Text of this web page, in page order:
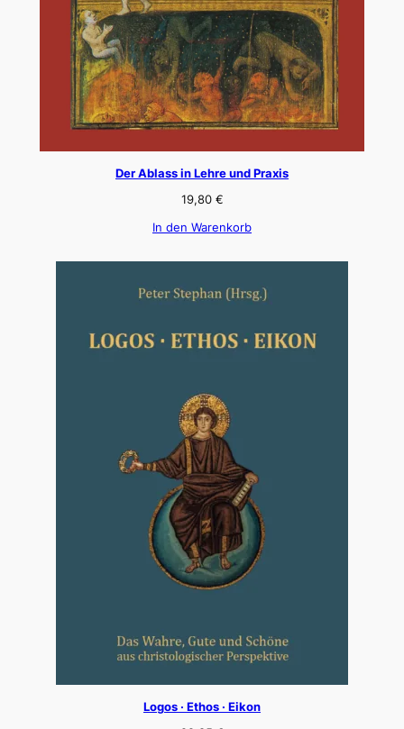
Der Ablass in Lehre und Praxis
19,80 €
In den Warenkorb
Logos · Ethos · Eikon